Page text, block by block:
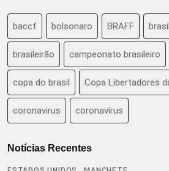
baccf bolsonaro BRAFF brasil
brasileirão campeonato brasileiro
copa do brasil Copa Libertadores
coronavirus coronavírus
Notícias Recentes